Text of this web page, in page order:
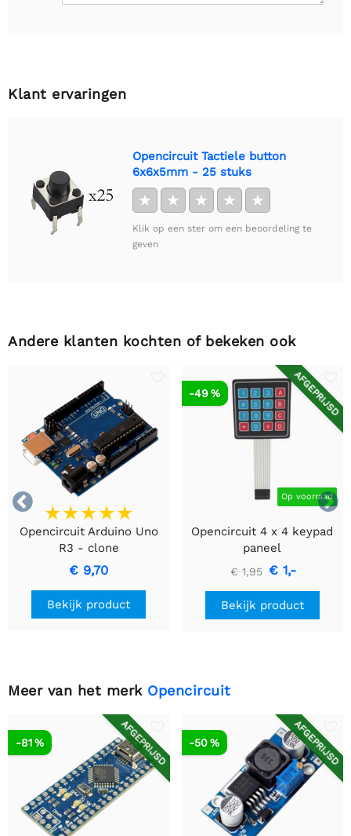
Klant ervaringen
Opencircuit Tactiele button
6x6x5mm - 25 stuks
★ ★ ★ ★ ★
Klik op een ster om een beoordeling te
geven
Andere klanten kochten of bekeken ook


Opencircuit Arduino Uno
R3 - clone
€ 9,70
Bekijk product
AFGEPRIJSD
Op voorraad
-49 %
Opencircuit 4 x 4 keypad
paneel
€ 1,95 € 1,-
Bekijk product
Meer van het merk Opencircuit
AFGEPRIJSD
-81 % AFGEPRIJSD
-50 %